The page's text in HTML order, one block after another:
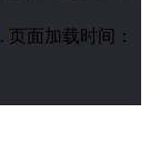
. 页面加载时间：